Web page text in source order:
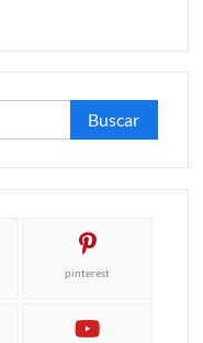
Buscar:
pinterest